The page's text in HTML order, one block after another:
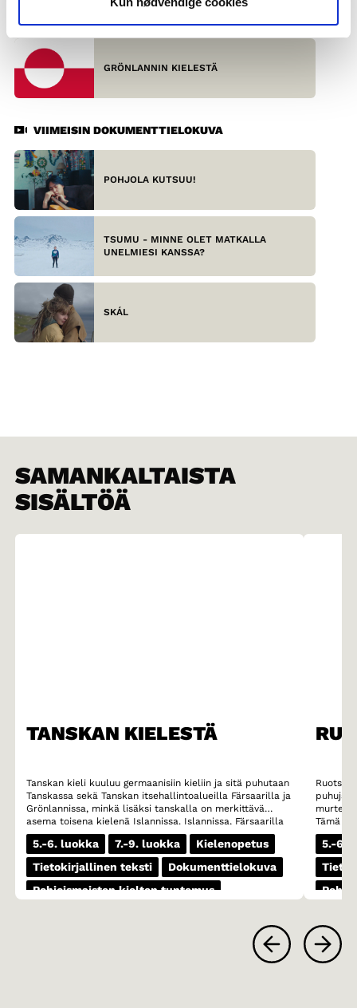
GRÖNLANNIN KIELESTÄ
VIIMEISIN DOKUMENTTIELOKUVA
POHJOLA KUTSUU!
TSUMU - MINNE OLET MATKALLA
UNELMIESI KANSSA?
SKÁL
SAMANKALTAISTA
SISÄLTÖÄ
TANSKAN KIELESTÄ
Tanskan kieli kuuluu germaanisiin kieliin ja sitä puhutaan
Tanskassa sekä Tanskan itsehallintoalueilla Färsaarilla ja
Grönlannissa, minkä lisäksi tanskalla on merkittävä
asema toisena kielenä Islannissa. Islannissa, Färsaarilla
ja Grönlannissa kaikkien koululaisten on opiskeltava
tanskaa vieraana kielenä. Erityisesti Färsaarilla tanskan
asema on vahva ja moni färsaarelaisnuori lukee jopa
mieluummin kirjoja tanskaksi kuin omalla äidinkielellään
fäärillä.
5.-6. luokka 7.-9. luokka
Kielenopetus
Tietokirjallinen teksti
Dokumenttielokuva
Pohjoismaisten kielten tuntemus
Ruotsi
Tämä
murteet
ovat
5.-6.